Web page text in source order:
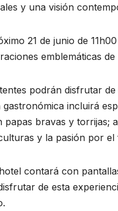
y una visión
21 de junio de
emblemáticas
podrán disfrutar
incluirá
bravas y
y la pasión por el
contará con
de esta